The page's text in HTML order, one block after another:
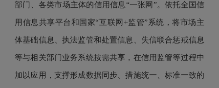
部门、各类市场主体的信用信息“一张网”。依托全国信
用信息共享平台和国家“互联网+监管”系统，将市场主
体基础信息、执法监管和处置信息、失信联合惩戒信息
等与相关部门业务系统按需共享，在信用监管等过程中
加以应用，支撑形成数据同步、措施统一、标准一致的